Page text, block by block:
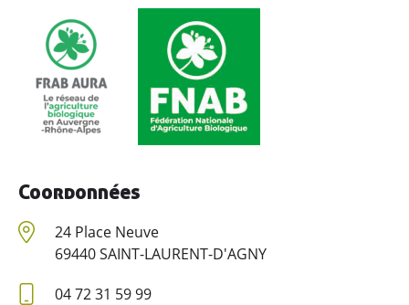
Coordonnées
24 Place Neuve
69440 SAINT-LAURENT-D'AGNY
04 72 31 59 99